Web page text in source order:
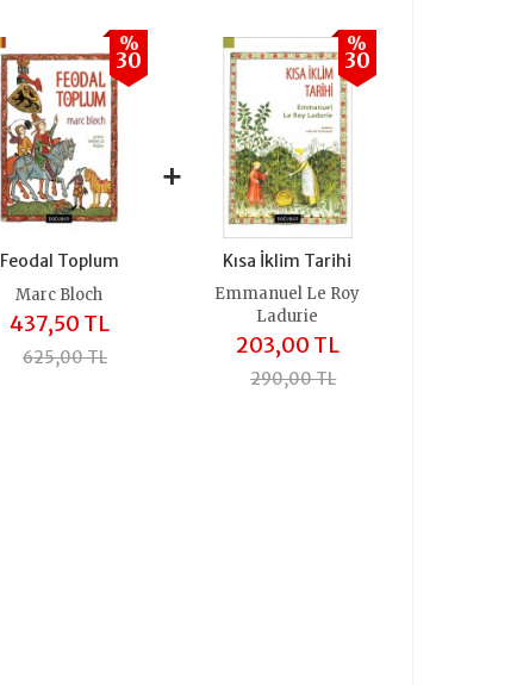
Feodal Toplum
%
30
Marc Bloch
437,50 TL
625,00 TL
+
Kısa İklim Tarihi
%
30
Emmanuel Le Roy
Ladurie
203,00 TL
290,00 TL